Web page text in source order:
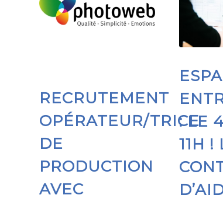
RECRUTEMENT
OPÉRATEUR/TRICE
DE
PRODUCTION
AVEC
: LE
11H !